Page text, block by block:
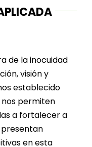
de la inocuidad
visión y
establecido
permiten
a fortalecer a
en esta